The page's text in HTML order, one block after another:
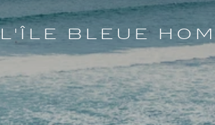
L'ÎLE BLEUE